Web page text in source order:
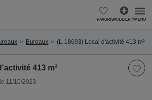
FAVORISPUBLIER ?MENU
Bureaux (L-18693) Local d'activité 413 m²
413 m²
le 11/10/2023